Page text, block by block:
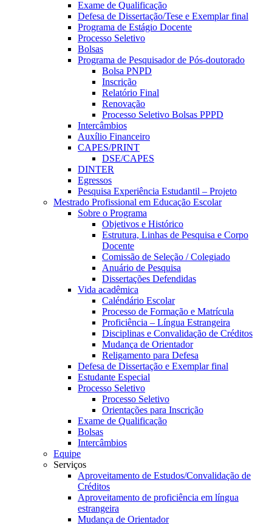
Exame de Qualificação
Defesa de Dissertação/Tese e Exemplar final
Programa de Estágio Docente
Processo Seletivo
Bolsas
Programa de Pesquisador de Pós-doutorado
Bolsa PNPD
Inscrição
Relatório Final
Renovação
Processo Seletivo Bolsas PPPD
Intercâmbios
Auxílio Financeiro
CAPES/PRINT
DSE/CAPES
DINTER
Egressos
Pesquisa Experiência Estudantil – Projeto
Mestrado Profissional em Educação Escolar
Sobre o Programa
Objetivos e Histórico
Estrutura, Linhas de Pesquisa e Corpo
Docente
Comissão de Seleção / Colegiado
Anuário de Pesquisa
Dissertações Defendidas
Vida acadêmica
Caléndário Escolar
Processo de Formação e Matrícula
Proficiência – Língua Estrangeira
Disciplinas e Convalidação de Créditos
Mudança de Orientador
Religamento para Defesa
Defesa de Dissertação e Exemplar final
Estudante Especial
Processo Seletivo
Processo Seletivo
Orientações para Inscrição
Exame de Qualificação
Bolsas
Intercâmbios
Equipe
Serviços
Aproveitamento de Estudos/Convalidação de
Créditos
Aproveitamento de proficiência em língua
estrangeira
Mudança de Orientador